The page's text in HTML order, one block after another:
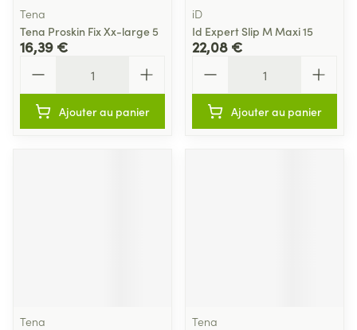
Tena
Tena Proskin Fix Xx-large 5
16,39 €
Ajouter au panier
iD
Id Expert Slip M Maxi 15
22,08 €
Ajouter au panier
Tena
Tena